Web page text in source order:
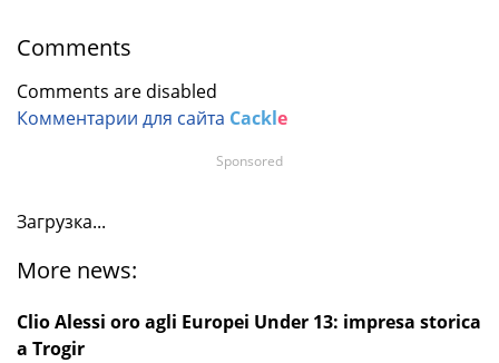
Comments
Comments are disabled
Комментарии для сайта Cackle
Загрузка...
More news:
Clio Alessi oro agli Europei Under 13: impresa storica
a Trogir
Sponsored